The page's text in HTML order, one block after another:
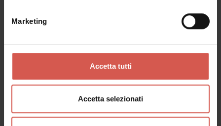
Marketing
Accetta tutti
Accetta selezionati
Le osterie, patrimonio del Veneto
Verona